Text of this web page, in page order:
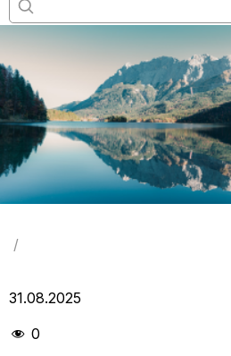
/
31.08.2025
0